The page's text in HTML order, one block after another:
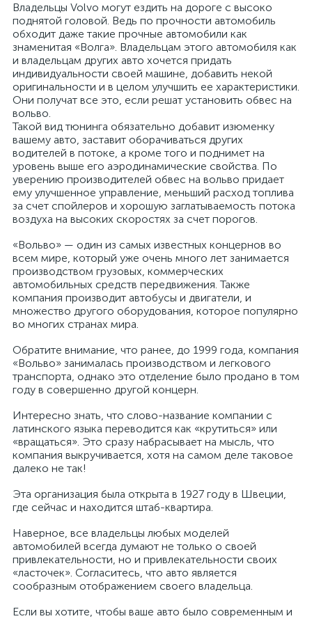
Владельцы Volvo могут ездить на дороге с высоко
поднятой головой. Ведь по прочности автомобиль
обходит даже такие прочные автомобили как
знаменитая «Волга». Владельцам этого автомобиля как
и владельцам других авто хочется придать
индивидуальности своей машине, добавить некой
оригинальности и в целом улучшить ее характеристики.
Они получат все это, если решат установить обвес на
вольво.
Такой вид тюнинга обязательно добавит изюменку
вашему авто, заставит оборачиваться других
водителей в потоке, а кроме того и поднимет на
уровень выше его аэродинамические свойства. По
уверению производителей обвес на вольво придает
ему улучшенное управление, меньший расход топлива
за счет спойлеров и хорошую заглатываемость потока
воздуха на высоких скоростях за счет порогов.
«Вольво» — один из самых известных концернов во
всем мире, который уже очень много лет занимается
производством грузовых, коммерческих
автомобильных средств передвижения. Также
компания производит автобусы и двигатели, и
множество другого оборудования, которое популярно
во многих странах мира.
Обратите внимание, что ранее, до 1999 года, компания
«Вольво» занималась производством и легкового
транспорта, однако это отделение было продано в том
году в совершенно другой концерн.
Интересно знать, что слово-название компании с
латинского языка переводится как «крутиться» или
«вращаться». Это сразу набрасывает на мысль, что
компания выкручивается, хотя на самом деле таковое
далеко не так!
Эта организация была открыта в 1927 году в Швеции,
где сейчас и находится штаб-квартира.
Наверное, все владельцы любых моделей
автомобилей всегда думают не только о своей
привлекательности, но и привлекательности своих
«ласточек». Согласитесь, что авто является
сообразным отображением своего владельца.
Если вы хотите, чтобы ваше авто было современным и